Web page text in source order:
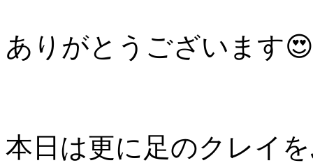
ありがとうございます😍
本日は更に足のクレイ